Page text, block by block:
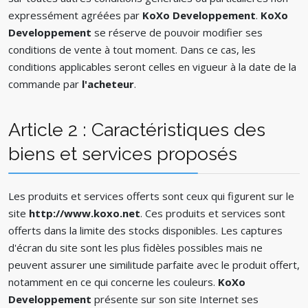
expressément agréées par KoXo Developpement. KoXo
Developpement se réserve de pouvoir modifier ses
conditions de vente à tout moment. Dans ce cas, les
conditions applicables seront celles en vigueur à la date de la
commande par l'acheteur.
Article 2 : Caractéristiques des
biens et services proposés
Les produits et services offerts sont ceux qui figurent sur le
site http://www.koxo.net. Ces produits et services sont
offerts dans la limite des stocks disponibles. Les captures
d'écran du site sont les plus fidèles possibles mais ne
peuvent assurer une similitude parfaite avec le produit offert,
notamment en ce qui concerne les couleurs. KoXo
Developpement présente sur son site Internet ses